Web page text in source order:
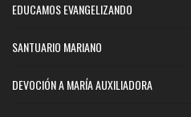
EDUCAMOS EVANGELIZANDO
SANTUARIO MARIANO
DEVOCIÓN A MARÍA AUXILIADORA